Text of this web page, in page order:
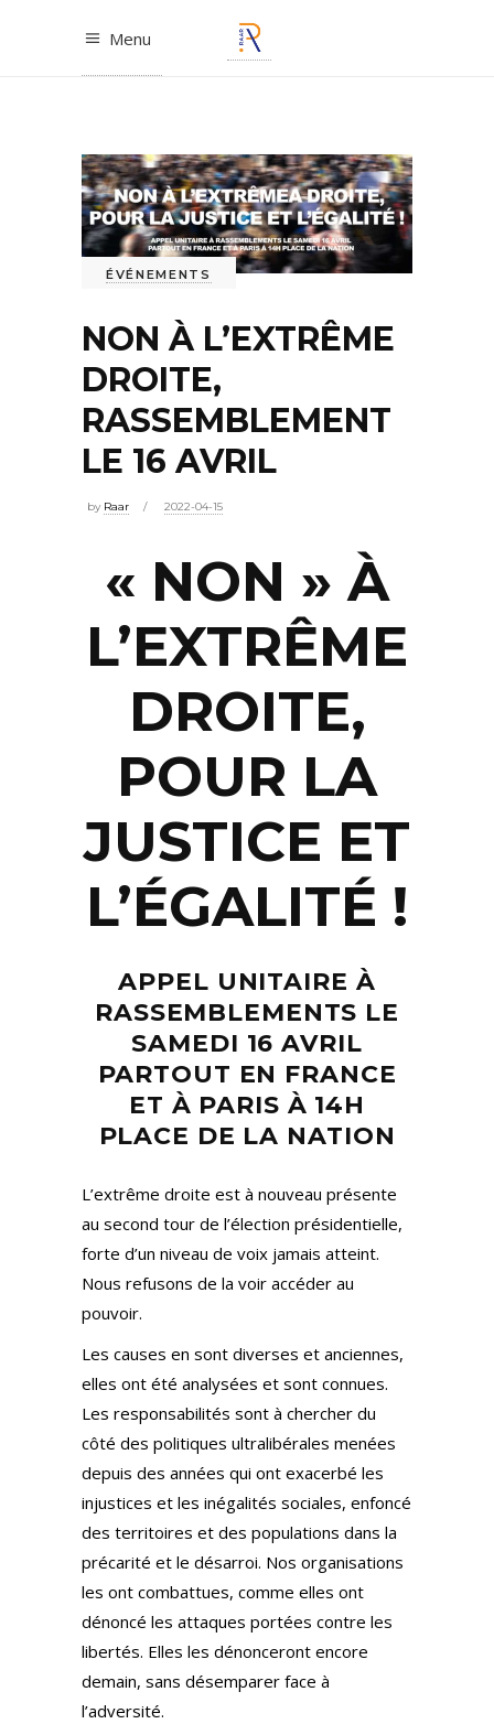
Menu
ÉVÉNEMENTS
NON À L’EXTRÊME
DROITE,
RASSEMBLEMENT
LE 16 AVRIL
by Raar 2022-04-15
« NON » À
L’EXTRÊME
DROITE,
POUR LA
JUSTICE ET
L’ÉGALITÉ !
APPEL UNITAIRE À
RASSEMBLEMENTS LE
SAMEDI 16 AVRIL
PARTOUT EN FRANCE
ET À PARIS À 14H
PLACE DE LA NATION
L’extrême droite est à nouveau présente
au second tour de l’élection présidentielle,
forte d’un niveau de voix jamais atteint.
Nous refusons de la voir accéder au
pouvoir.
Les causes en sont diverses et anciennes,
elles ont été analysées et sont connues.
Les responsabilités sont à chercher du
côté des politiques ultralibérales menées
depuis des années qui ont exacerbé les
injustices et les inégalités sociales, enfoncé
des territoires et des populations dans la
précarité et le désarroi. Nos organisations
les ont combattues, comme elles ont
dénoncé les attaques portées contre les
libertés. Elles les dénonceront encore
demain, sans désemparer face à
l’adversité.